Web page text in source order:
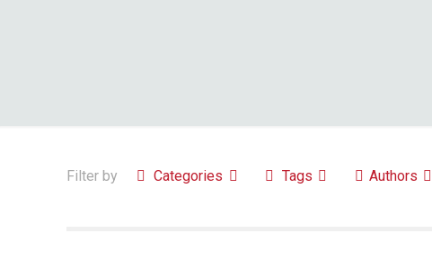
Filter by Categories Tags Authors